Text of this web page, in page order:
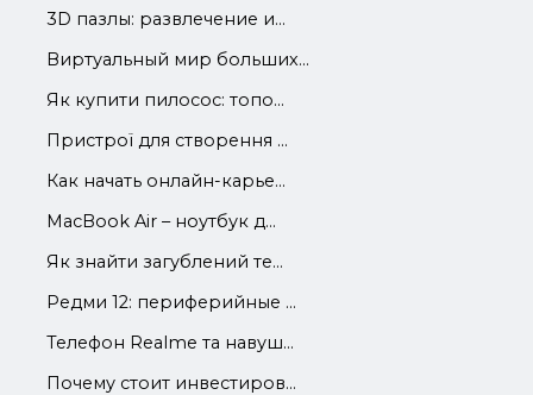
3D пазлы: развлечение и...
Виртуальный мир больших...
Як купити пилосос: топо...
Пристрої для створення ...
Как начать онлайн-карье...
MacBook Air – ноутбук д...
Як знайти загублений те...
Редми 12: периферийные ...
Телефон Realme та навуш...
Почему стоит инвестиров...